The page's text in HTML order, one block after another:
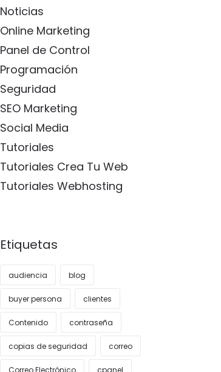
Noticias
Online Marketing
Panel de Control
Programación
Seguridad
SEO Marketing
Social Media
Tutoriales
Tutoriales Crea Tu Web
Tutoriales Webhosting
Etiquetas
audiencia blog
buyer persona clientes
Contenido contraseña
copias de seguridad correo
Correo Electrónico cpanel